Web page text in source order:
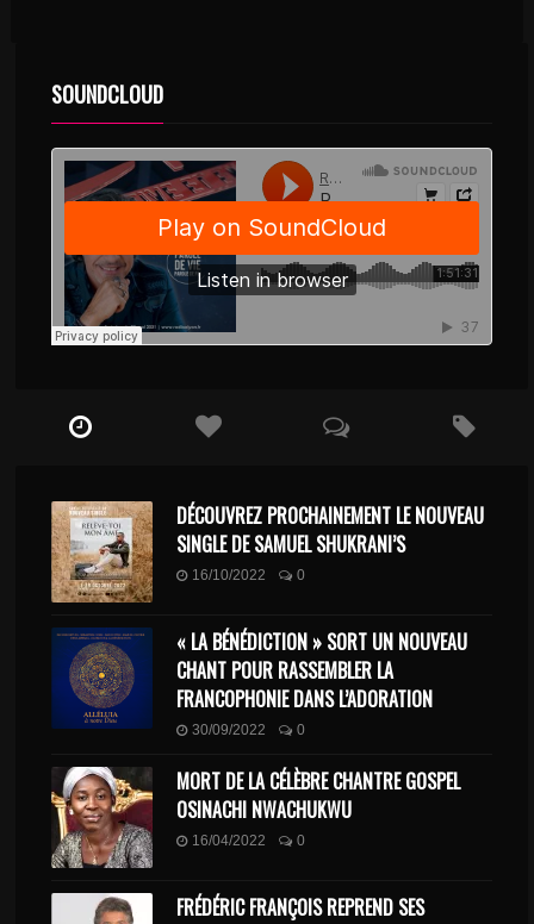
SOUNDCLOUD
DÉCOUVREZ PROCHAINEMENT LE NOUVEAU
SINGLE DE SAMUEL SHUKRANI’S
16/10/2022 0
« LA BÉNÉDICTION » SORT UN NOUVEAU
CHANT POUR RASSEMBLER LA
FRANCOPHONIE DANS L’ADORATION
30/09/2022 0
MORT DE LA CÉLÈBRE CHANTRE GOSPEL
OSINACHI NWACHUKWU
16/04/2022 0
FRÉDÉRIC FRANÇOIS REPREND SES